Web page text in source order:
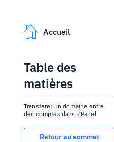
Accueil
Table des
matières
Transférer un domaine entre
des comptes dans ZPanel
Retour au sommet